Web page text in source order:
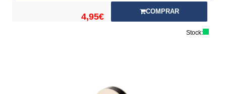
4,95€
COMPRAR
Stock: